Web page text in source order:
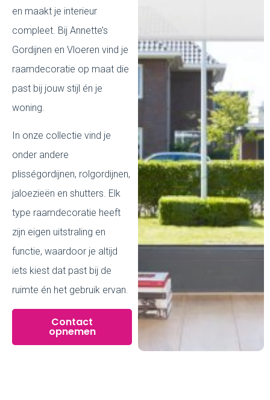
en maakt je interieur
compleet. Bij Annette’s
Gordijnen en Vloeren vind je
raamdecoratie op maat die
past bij jouw stijl én je
woning.
In onze collectie vind je
onder andere
plisségordijnen, rolgordijnen,
jaloezieën en shutters. Elk
type raamdecoratie heeft
zijn eigen uitstraling en
functie, waardoor je altijd
iets kiest dat past bij de
ruimte én het gebruik ervan.
Contact
opnemen